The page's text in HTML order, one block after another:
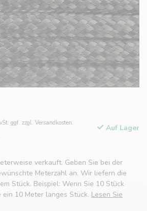
ggf. zzgl. Versandkosten.
Auf Lager
verkauft. Geben Sie bei der
Meterzahl an. Wir liefern die
Stück. Beispiel: Wenn Sie 10 Stück
10 Meter langes Stück. Lesen Sie